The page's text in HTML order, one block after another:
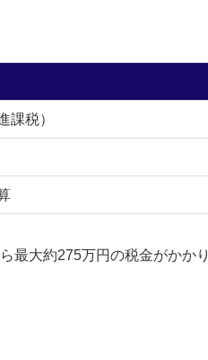
課税）
最大約275万円の税金がかかり